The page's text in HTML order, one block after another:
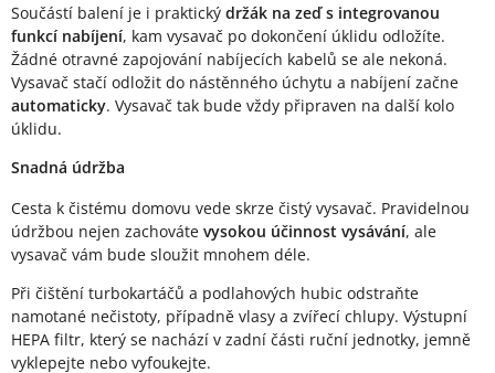
Součástí balení je i praktický držák na zeď s integrovanou
funkcí nabíjení, kam vysavač po dokončení úklidu odložíte.
Žádné otravné zapojování nabíjecích kabelů se ale nekoná.
Vysavač stačí odložit do nástěnného úchytu a nabíjení začne
automaticky. Vysavač tak bude vždy připraven na další kolo
úklidu.
Snadná údržba
Cesta k čistému domovu vede skrze čistý vysavač. Pravidelnou
údržbou nejen zachováte vysokou účinnost vysávání, ale
vysavač vám bude sloužit mnohem déle.
Při čištění turbokartáčů a podlahových hubic odstraňte
namotané nečistoty, případně vlasy a zvířecí chlupy. Výstupní
HEPA filtr, který se nachází v zadní části ruční jednotky, jemně
vyklepejte nebo vyfoukejte.